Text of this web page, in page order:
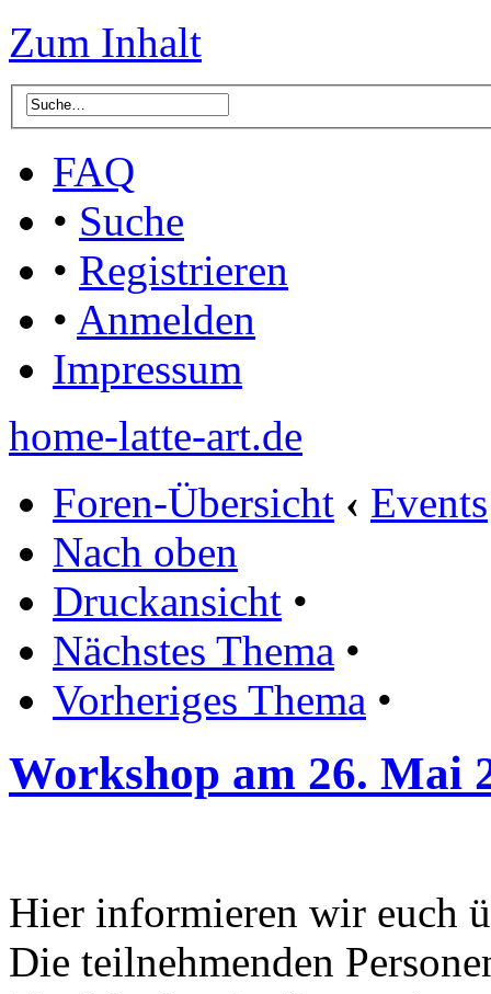
Zum Inhalt
FAQ
• Suche
• Registrieren
• Anmelden
Impressum
home-latte-art.de
Foren-Übersicht ‹ Events
Nach oben
Druckansicht •
Nächstes Thema •
Vorheriges Thema •
Workshop am 26. Mai
Hier informieren wir euch
Die teilnehmenden